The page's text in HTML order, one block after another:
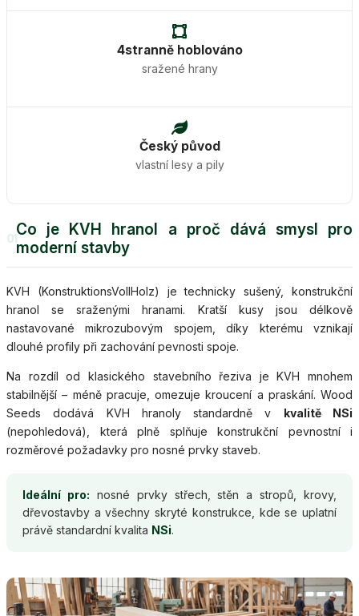
4stranně hoblováno
sražené hrany
Český původ
vlastní lesy a pily
01Co je KVH hranol a proč dává smysl pro
moderní stavby
KVH (KonstruktionsVollHolz) je technicky sušený, konstrukční
hranol se sraženými hranami. Kratší kusy jsou délkově
nastavované mikrozubovým spojem, díky kterému vznikají
dlouhé profily při zachování pevnosti spoje.
Na rozdíl od klasického stavebního řeziva je KVH mnohem
stabilnější – méně pracuje, omezuje kroucení a praskání. Wood
Seeds dodává KVH hranoly standardně v kvalitě NSi
(nepohledová), která plně splňuje konstrukční pevnostní i
rozměrové požadavky pro nosné prvky staveb.
Ideální pro: nosné prvky střech, stěn a stropů, krovy,
dřevostavby a všechny skryté konstrukce, kde se uplatní
právě standardní kvalita NSi.